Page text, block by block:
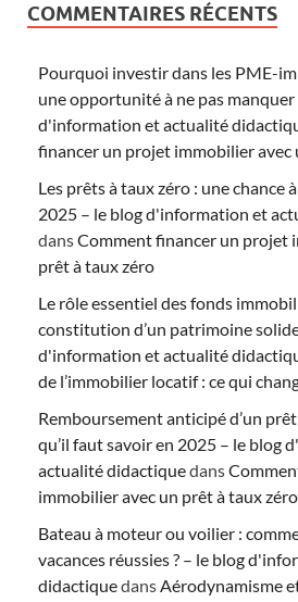
COMMENTAIRES RÉCENTS
Pourquoi investir dans les PME-
une opportunité à ne pas manquer
d'information et actualité
financer un projet immobilier avec
Les prêts à taux zéro : une chance
2025 – le blog d'information et
dansComment financer un projet
prêt à taux zéro
Le rôle essentiel des fonds
constitution d’un patrimoine
d'information et actualité
de l’immobilier locatif : ce qui
Remboursement anticipé d’un
qu’il faut savoir en 2025 – le blog
actualité didactiquedans
immobilier avec un prêt à taux zéro
Bateau à moteur ou voilier :
vacances réussies ? – le blog
didactiquedans Aérodynamisme